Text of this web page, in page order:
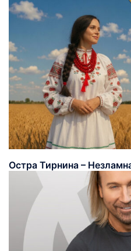
Остра Тирнина –